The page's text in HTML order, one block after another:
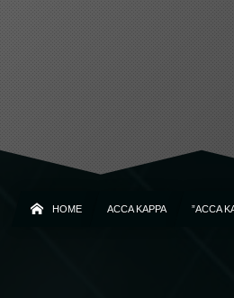
HOME ACCA KAPPA ”ACCA